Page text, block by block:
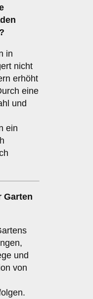
in
nicht
erhöht
eine
und
ein
Garten
und
von